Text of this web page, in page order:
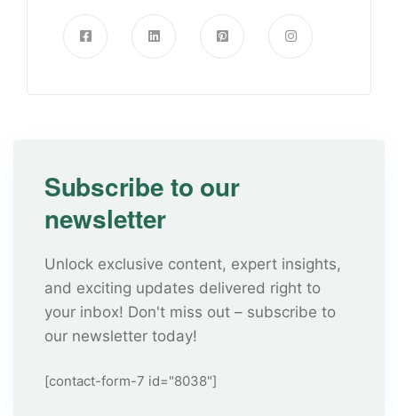
Subscribe to our
newsletter
Unlock exclusive content, expert insights,
and exciting updates delivered right to
your inbox! Don't miss out – subscribe to
our newsletter today!
[contact-form-7 id="8038"]